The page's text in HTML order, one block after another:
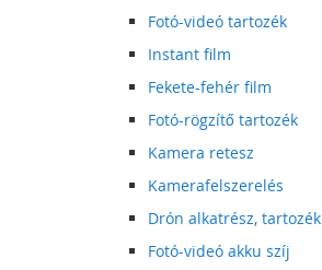
Fotó-videó tartozék
Instant film
Fekete-fehér film
Fotó-rögzítő tartozék
Kamera retesz
Kamerafelszerelés
Drón alkatrész, tartozék
Fotó-videó akku szíj